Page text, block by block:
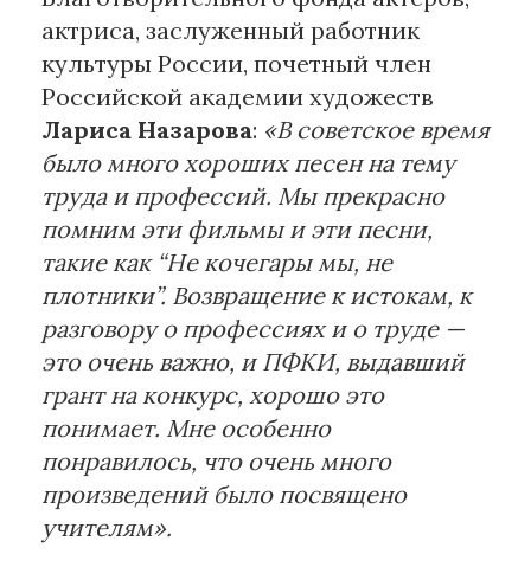
актриса, заслуженный работник
культуры России, почетный член
Российской академии художеств
Лариса Назарова: «В советское время
было много хороших песен на тему
труда и профессий. Мы прекрасно
помним эти фильмы и эти песни,
такие как “Не кочегары мы, не
плотники”. Возвращение к истокам, к
разговору о профессиях и о труде —
это очень важно, и ПФКИ, выдавший
грант на конкурс, хорошо это
понимает. Мне особенно
понравилось, что очень много
произведений было посвящено
учителям».